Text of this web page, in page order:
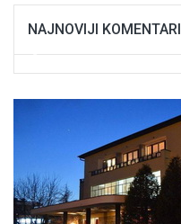
NAJNOVIJI KOMENTARI